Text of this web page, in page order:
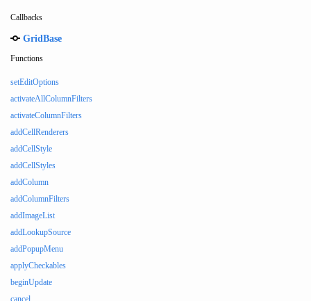
Callbacks
GridBase
Functions
setEditOptions
activateAllColumnFilters
activateColumnFilters
addCellRenderers
addCellStyle
addCellStyles
addColumn
addColumnFilters
addImageList
addLookupSource
addPopupMenu
applyCheckables
beginUpdate
cancel